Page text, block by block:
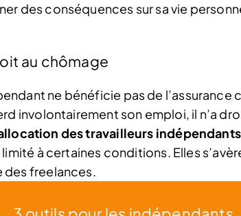
des conséquences sur sa vie
au chômage
ne bénéficie pas de l’assurance
involontairement son emploi, il n’a
des travailleurs indépendants
à certaines conditions. Elles
des freelances.